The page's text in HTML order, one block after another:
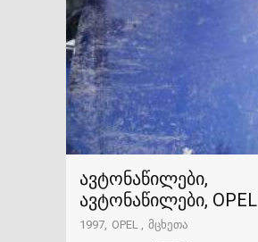
ავტონაწილები,
ავტონაწილები, OPEL
1997 OPEL მცხეთა